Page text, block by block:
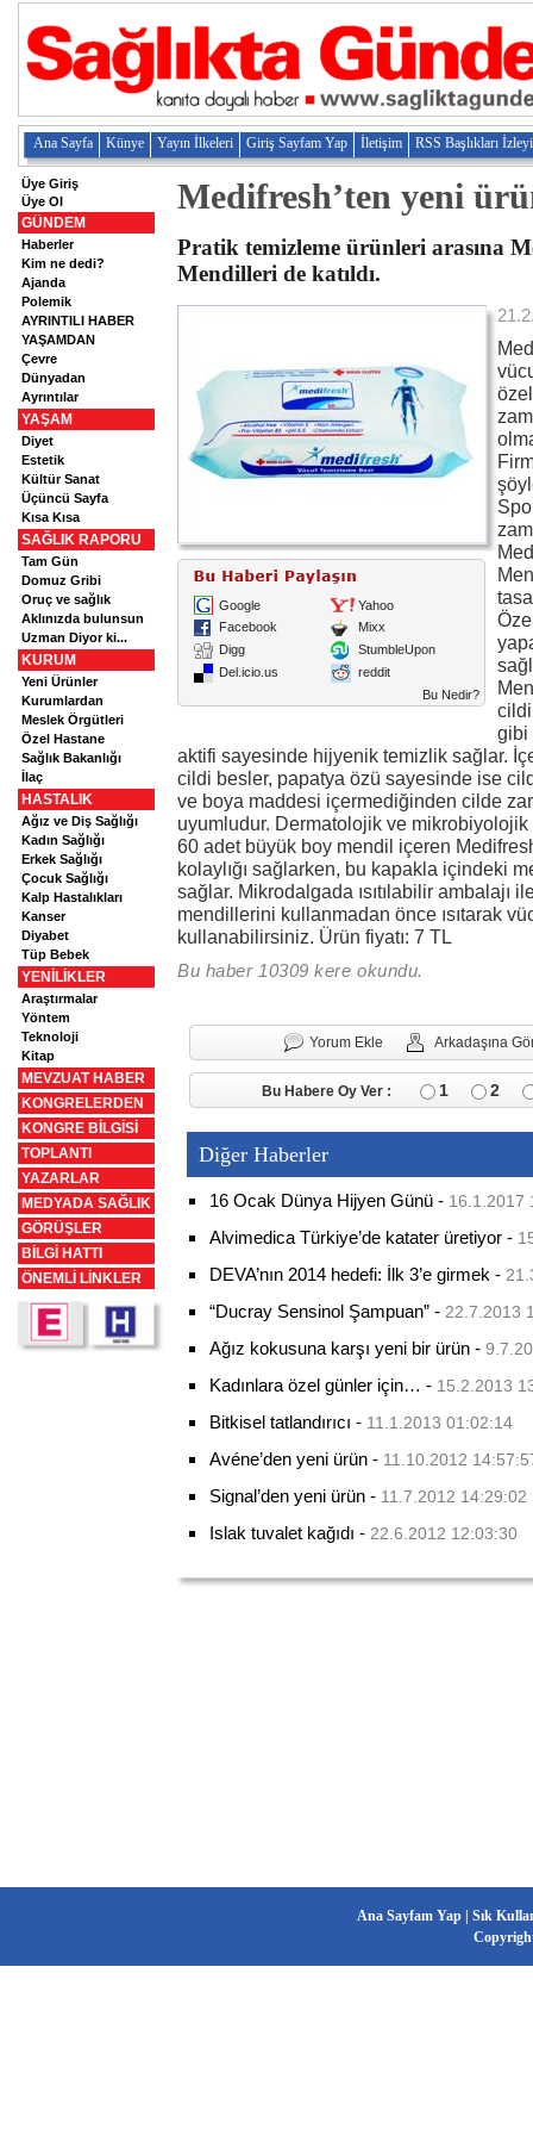
Ana Sayfa Künye Yayın İlkeleri Giriş Sayfam Yap İletişim RSS Başlıkları
Üye Giriş
Üye Ol
GÜNDEM
Haberler
Kim ne dedi?
Ajanda
Polemik
AYRINTILI HABER
YAŞAMDAN
Çevre
Dünyadan
Ayrıntılar
YAŞAM
Diyet
Estetik
Kültür Sanat
Üçüncü Sayfa
Kısa Kısa
SAĞLIK RAPORU
Tam Gün
Domuz Gribi
Oruç ve sağlık
Aklınızda bulunsun
Uzman Diyor ki...
KURUM
Yeni Ürünler
Kurumlardan
Meslek Örgütleri
Özel Hastane
Sağlık Bakanlığı
İlaç
HASTALIK
Ağız ve Diş Sağlığı
Kadın Sağlığı
Erkek Sağlığı
Çocuk Sağlığı
Kalp Hastalıkları
Kanser
Diyabet
Tüp Bebek
YENİLİKLER
Araştırmalar
Yöntem
Teknoloji
Kitap
MEVZUAT HABER
KONGRELERDEN
KONGRE BİLGİSİ
TOPLANTI
YAZARLAR
MEDYADA SAĞLIK
GÖRÜŞLER
BİLGİ HATTI
ÖNEMLİ LİNKLER
Medifresh’ten yeni
Pratik temizleme ürünleri arasına
Mendilleri de katıldı.
Google
Yahoo
Facebook
Mixx
Digg
StumbleUpon
Del.icio.us
reddit
Bu Nedir?
gibi
aktifi sayesinde hijyenik temizlik sağlar.
cildi besler, papatya özü sayesinde ise
ve boya maddesi içermediğinden cilde
uyumludur. Dermatolojik ve
60 adet büyük boy mendil içeren
kolaylığı sağlarken, bu kapakla içindeki
sağlar. Mikrodalgada ısıtılabilir ambalajı
mendillerini kullanmadan önce ısıtarak
kullanabilirsiniz. Ürün fiyatı: 7 TL
Bu haber 10309 kere okundu.
Yorum Ekle Arkadaşına
Bu Habere Oy Ver : 1 2
Diğer Haberler
16 Ocak Dünya Hijyen Günü - 16.1.2017
Alvimedica Türkiye’de katater üretiyor -
DEVA’nın 2014 hedefi: İlk 3’e girmek -
“Ducray Sensinol Şampuan” - 22.7.2013
Ağız kokusuna karşı yeni bir ürün -
Kadınlara özel günler için… - 15.2.2013
Bitkisel tatlandırıcı - 11.1.2013 01:02:14
Avéne’den yeni ürün - 11.10.2012
Signal’den yeni ürün - 11.7.2012 14:29:02
Islak tuvalet kağıdı - 22.6.2012 12:03:30
Ana Sayfam Yap
Sık